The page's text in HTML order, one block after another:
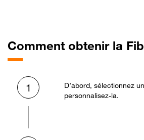
Comment obtenir la
1
D’abord, sélectionnez
personnalisez-la.